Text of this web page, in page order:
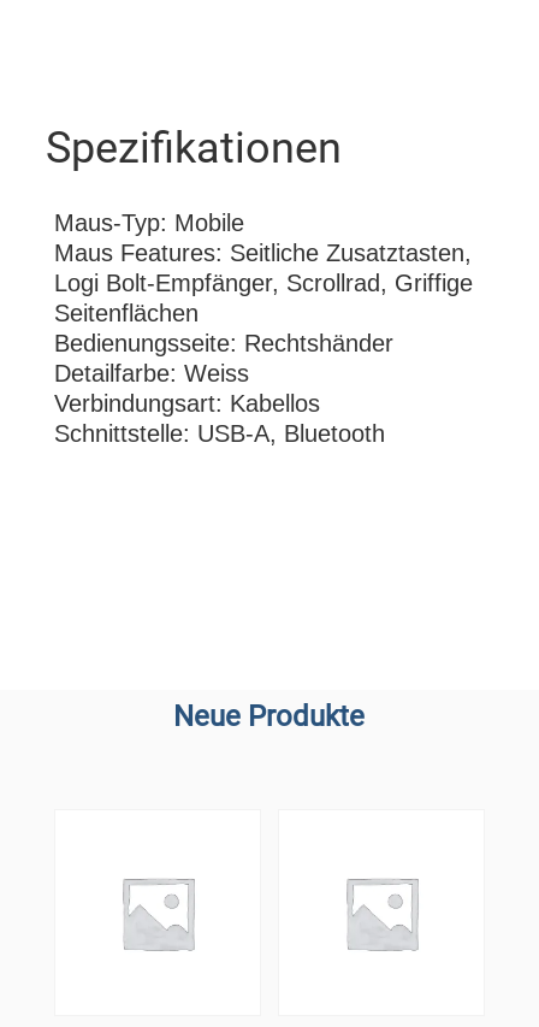
Spezifikationen
Maus-Typ: Mobile
Maus Features: Seitliche Zusatztasten,
Logi Bolt-Empfänger, Scrollrad, Griffige
Seitenflächen
Bedienungsseite: Rechtshänder
Detailfarbe: Weiss
Verbindungsart: Kabellos
Schnittstelle: USB-A, Bluetooth
Neue Produkte